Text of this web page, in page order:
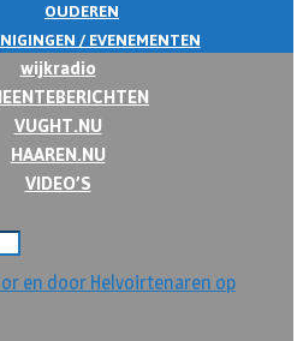
OUDEREN
/ EVENEMENTEN
wijkradio
VUGHT.NU
HAAREN.NU
VIDEO’S